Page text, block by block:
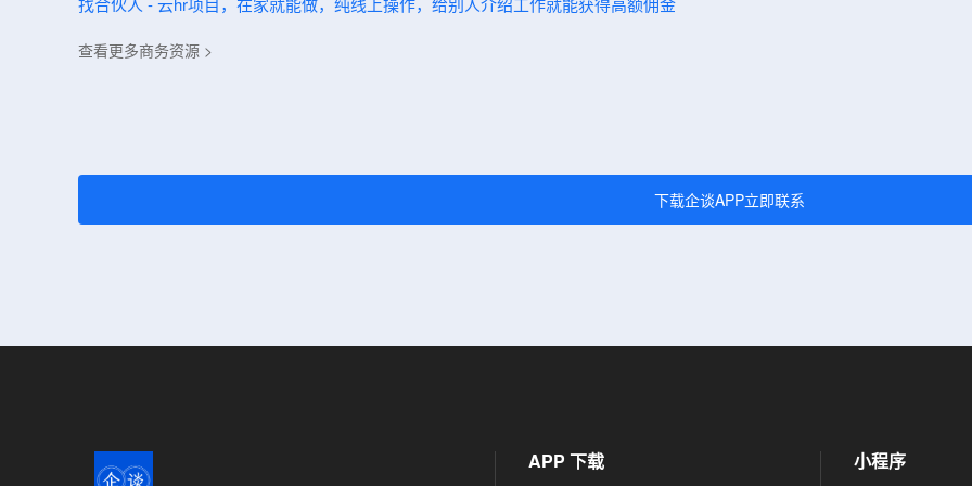
查看更多商务资源 >
下载企谈APP立即联系
APP 下载 小程序